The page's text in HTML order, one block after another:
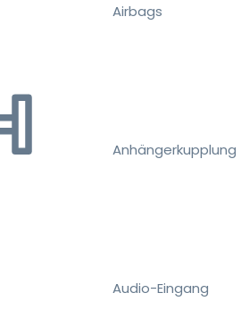
Airbags
Anhängerkupplung
Audio-Eingang